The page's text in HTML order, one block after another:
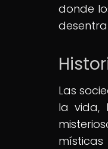
donde
Las
la vida,